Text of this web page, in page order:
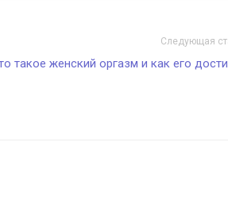
Следующая
такое женский оргазм и как его